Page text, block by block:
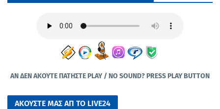
ΑΝ ΔΕΝ ΑΚΟΥΤΕ ΠΑΤΗΣΤΕ PLAY / NO SOUND? PRESS PLAY BUTTON
ΑΚΟΥΣΤΕ ΜΑΣ ΑΠ ΤΟ LIVE24